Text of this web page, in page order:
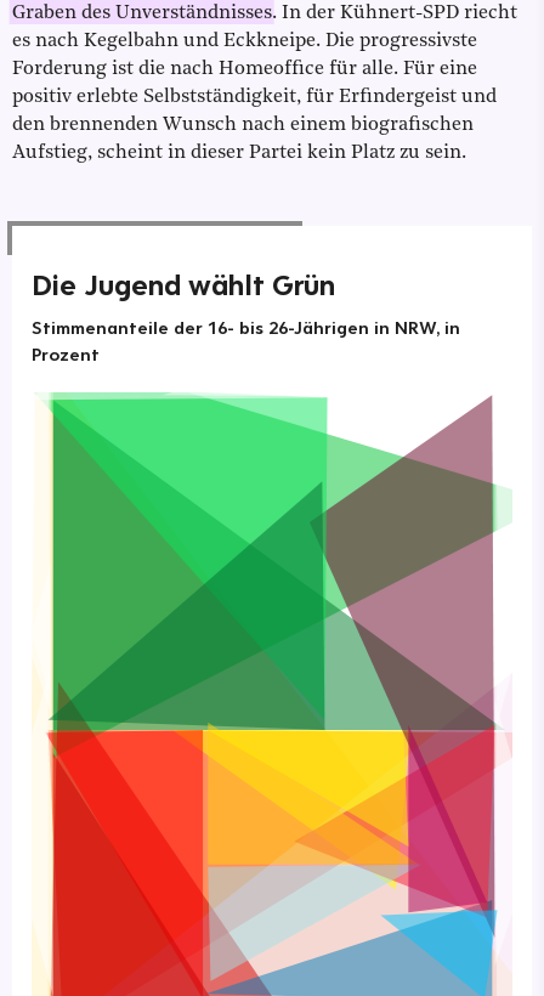
Graben des Unverständnisses. In der Kühnert-SPD riecht
es nach Kegelbahn und Eckkneipe. Die progressivste
Forderung ist die nach Homeoffice für alle. Für eine
positiv erlebte Selbstständigkeit, für Erfindergeist und
den brennenden Wunsch nach einem biografischen
Aufstieg, scheint in dieser Partei kein Platz zu sein.
Die Jugend wählt Grün
Stimmenanteile der 16- bis 26-Jährigen in NRW, in
Prozent